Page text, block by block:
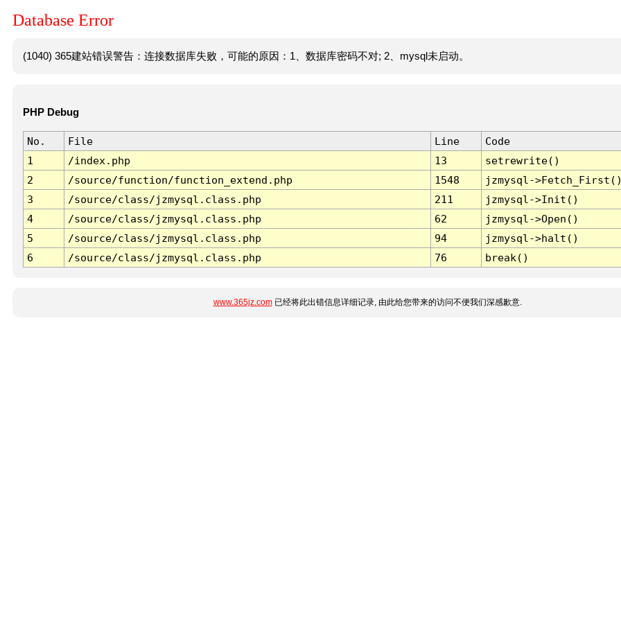
Database Error
(1040) 365建站错误警告：连接数据库失败，可能的原因：1、数据库密码不对; 2、mysql未启动。
PHP Debug
No. File Line
Code
1
/index.php 13
setrewrite()
2
/source/function/function_extend.php 1548
jzmysql-
3
/source/class/jzmysql.class.php 211
jzmysql->Init()
4
/source/class/jzmysql.class.php 62
jzmysql->Open()
5
/source/class/jzmysql.class.php 94
jzmysql->halt()
6
/source/class/jzmysql.class.php 76 break()
www.365jz.com已经将此出错信息详细记录, 由此给您带来的访问不便我们深感歉意.